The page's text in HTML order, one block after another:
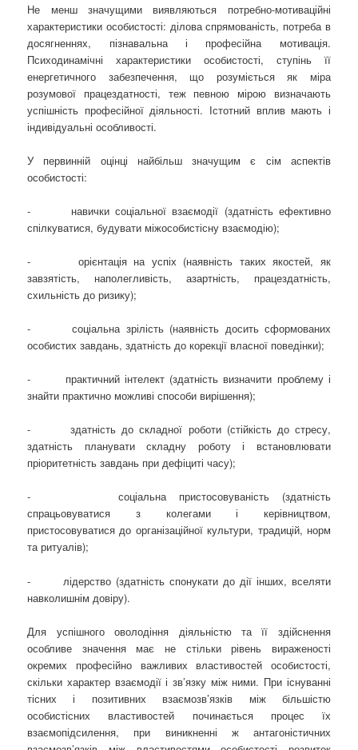
Не менш значущими виявляються потребно-мотиваційні
характеристики особистості: ділова спрямованість, потреба в
досягненнях, пізнавальна і професійна мотивація.
Психодинамічні характеристики особистості, ступінь її
енергетичного забезпечення, що розуміється як міра
розумової працездатності, теж певною мірою визначають
успішність професійної діяльності. Істотний вплив мають і
індивідуальні особливості.
У первинній оцінці найбільш значущим є сім аспектів
особистості:
- навички соціальної взаємодії (здатність ефективно
спілкуватися, будувати міжособистісну взаємодію);
- орієнтація на успіх (наявність таких якостей, як
завзятість, наполегливість, азартність, працездатність,
схильність до ризику);
- соціальна зрілість (наявність досить сформованих
особистих завдань, здатність до корекції власної поведінки);
- практичний інтелект (здатність визначити проблему і
знайти практично можливі способи вирішення);
- здатність до складної роботи (стійкість до стресу,
здатність планувати складну роботу і встановлювати
пріоритетність завдань при дефіциті часу);
- соціальна пристосовуваність (здатність
спрацьовуватися з колегами і керівництвом,
пристосовуватися до організаційної культури, традицій, норм
та ритуалів);
- лідерство (здатність спонукати до дії інших, вселяти
навколишнім довіру).
Для успішного оволодіння діяльністю та її здійснення
особливе значення має не стільки рівень вираженості
окремих професійно важливих властивостей особистості,
скільки характер взаємодії і зв’язку між ними. При існуванні
тісних і позитивних взаємозв’язків між більшістю
особистісних властивостей починається процес їх
взаємопідсилення, при виникненні ж антагоністичних